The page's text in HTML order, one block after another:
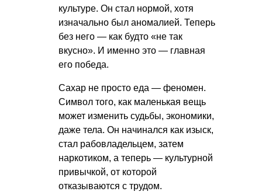
культуре. Он стал нормой, хотя
изначально был аномалией. Теперь
без него — как будто «не так
вкусно». И именно это — главная
его победа.
Сахар не просто еда — феномен.
Символ того, как маленькая вещь
может изменить судьбы, экономики,
даже тела. Он начинался как изыск,
стал рабовладельцем, затем
наркотиком, а теперь — культурной
привычкой, от которой
отказываются с трудом.